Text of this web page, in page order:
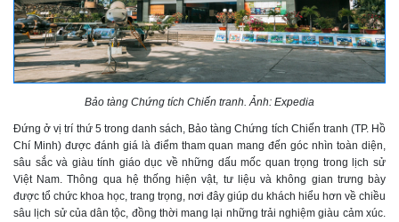
Bảo tàng Chứng tích Chiến tranh. Ảnh: Expedia
Đứng ở vị trí thứ 5 trong danh sách, Bảo tàng Chứng tích Chiến tranh (TP. Hồ
Chí Minh) được đánh giá là điểm tham quan mang đến góc nhìn toàn diện,
sâu sắc và giàu tính giáo dục về những dấu mốc quan trọng trong lịch sử
Việt Nam. Thông qua hệ thống hiện vật, tư liệu và không gian trưng bày
được tổ chức khoa học, trang trọng, nơi đây giúp du khách hiểu hơn về chiều
sâu lịch sử của dân tộc, đồng thời mang lại những trải nghiệm giàu cảm xúc.